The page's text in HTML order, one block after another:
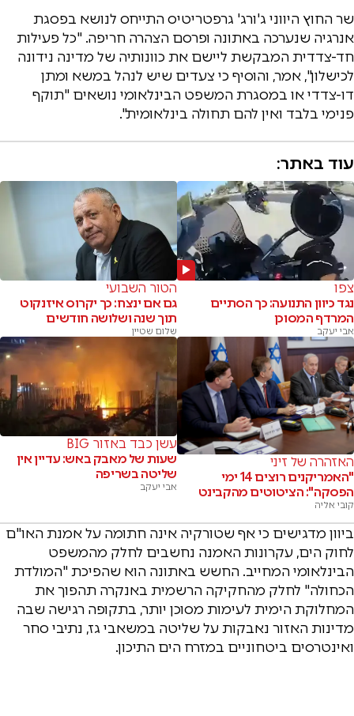
שר החוץ היווני ג'ורג' גרפטריטיס התייחס לנושא בפסגת
אנרגיה שנערכה באתונה ופרסם הצהרה חריפה. "כל פעילות
חד-צדדית המבקשת ליישם את כוונותיה של מדינה נידונה
לכישלון", אמר, והוסיף כי צעדים שיש לנהל במשא ומתן
דו-צדדי או במסגרת המשפט הבינלאומי נושאים "תוקף
פנימי בלבד ואין להם תחולה בינלאומית".
עוד באתר:
צפו
נגד כיוון התנועה: כך הסתיים
המרדף המסוכן
אבי יעקב
הטור השבועי
גם אם ינצח: כך יקרוס איזנקוט
תוך שנה ושלושה חודשים
שלום שטיין
האזהרה של זיני
"האמריקנים רוצים 14 ימי
הפסקה": הציטוטים מהקבינט
קובי אליה
עשן כבד באזור BIG
שעות של מאבק באש: עדיין אין
שליטה בשריפה
אבי יעקב
ביוון מדגישים כי אף שטורקיה אינה חתומה על אמנת האו"ם
לחוק הים, עקרונות האמנה נחשבים לחלק מהמשפט
הבינלאומי המחייב. החשש באתונה הוא שהפיכת "המולדת
הכחולה" לחלק מהחקיקה הרשמית באנקרה תהפוך את
המחלוקת הימית לעימות מסוכן יותר, בתקופה רגישה שבה
מדינות האזור נאבקות על שליטה במשאבי גז, נתיבי סחר
ואינטרסים ביטחוניים במזרח הים התיכון.